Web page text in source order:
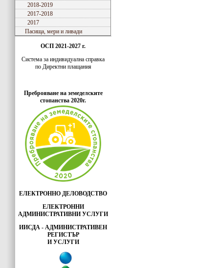
2018-2019
2017-2018
2017
Пасища, мери и ливади
ОСП 2021-2027 г.
Система за индивидуaлна справка
по Директни плащания
Преброяване на земеделските
стопанства 2020г.
ЕЛЕКТРОННО ДЕЛОВОДСТВО
ЕЛЕКТРОННИ
АДМИНИСТРАТИВНИ УСЛУГИ
ИИСДА - АДМИНИСТРАТИВЕН
РЕГИСТЪР
И УСЛУГИ